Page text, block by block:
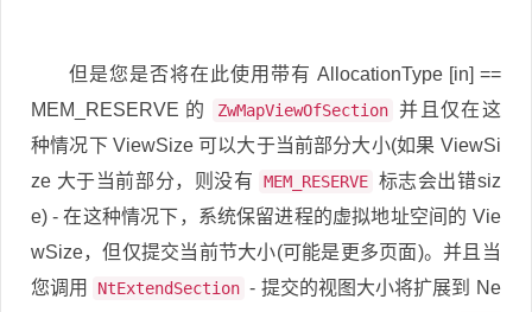
但是您是否将在此使用带有 AllocationType [in] ==
MEM_RESERVE 的
ZwMapViewOfSection 并且仅在这
种情况下 ViewSize 可以大于当前部分大小(如果 ViewSi
ze 大于当前部分，则没有
MEM_RESERVE 标志会出错siz
e) - 在这种情况下，系统保留进程的虚拟地址空间的 Vie
wSize，但仅提交当前节大小(可能是更多页面)。并且当
您调用
NtExtendSection - 提交的视图大小将扩展到 Ne